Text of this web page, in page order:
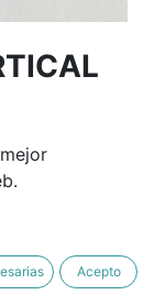
Acepto